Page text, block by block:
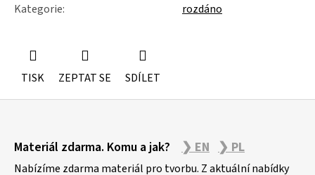
Kategorie: rozdáno
TISK ZEPTAT SE SDÍLET
Materiál zdarma. Komu a jak? ❯ EN ❯ PL
Nabízíme zdarma materiál pro tvorbu. Z aktuální nabídky